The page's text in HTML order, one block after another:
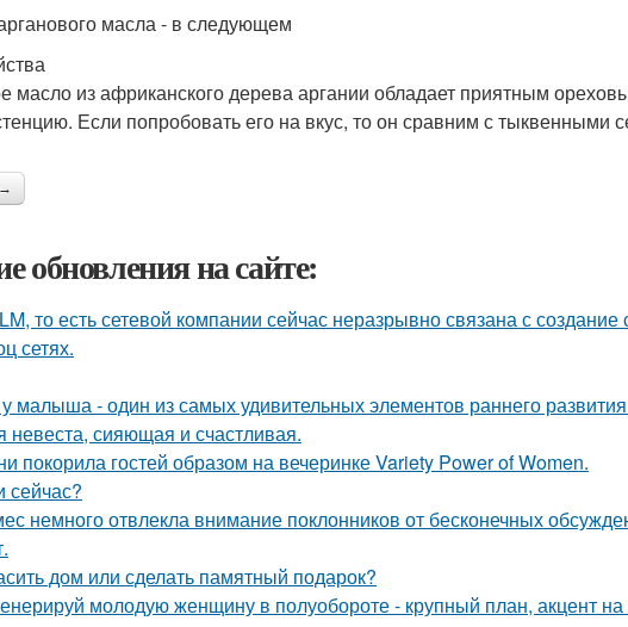
масла - в следующем
масло из африканского дерева аргании обладает приятным
Если попробовать его на вкус, то он сравним с тыквенными
обновления на сайте:
то есть сетевой компании сейчас неразрывно связана с создание
сетях.
малыша - один из самых удивительных элементов раннего
невеста, сияющая и счастливая.
покорила гостей образом на вечеринке Variety Power of Women.
сейчас?
немного отвлекла внимание поклонников от бесконечных
дом или сделать памятный подарок?
молодую женщину в полуобороте - крупный план, акцент